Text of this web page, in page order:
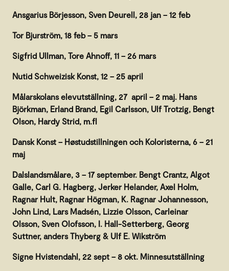
Ansgarius Börjesson, Sven Deurell, 28 jan – 12 feb
Tor Bjurström, 18 feb – 5 mars
Sigfrid Ullman, Tore Ahnoff, 11 – 26 mars
Nutid Schweizisk Konst, 12 – 25 april
Målarskolans elevutställning, 27 april – 2 maj. Hans
Björkman, Erland Brand, Egil Carlsson, Ulf Trotzig, Bengt
Olson, Hardy Strid, m.fl
Dansk Konst – Høstudstillningen och Koloristerna, 6 – 21
maj
Dalslandsmålare, 3 – 17 september. Bengt Crantz, Algot
Galle, Carl G. Hagberg, Jerker Helander, Axel Holm,
Ragnar Hult, Ragnar Högman, K. Ragnar Johannesson,
John Lind, Lars Madsén, Lizzie Olsson, Carleinar
Olsson, Sven Olofsson, I. Hall-Setterberg, Georg
Suttner, anders Thyberg & Ulf E. Wikström
Signe Hvistendahl, 22 sept – 8 okt. Minnesutställning